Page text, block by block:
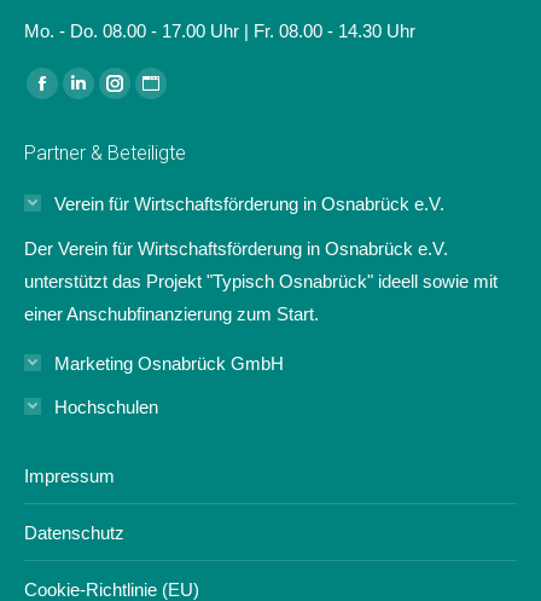
Mo. - Do. 08.00 - 17.00 Uhr | Fr. 08.00 - 14.30 Uhr
Finden Sie uns auf:
Facebook
opens
in
window
Linkedin
opens
window
Instagram
opens
window
Website
opens
window
Partner & Beteiligte
Verein für Wirtschaftsförderung in Osnabrück e.V.
Der Verein für Wirtschaftsförderung in Osnabrück e.V.
unterstützt das Projekt "Typisch Osnabrück" ideell sowie mit
einer Anschubfinanzierung zum Start.
Marketing Osnabrück GmbH
Hochschulen
Impressum
Datenschutz
Cookie-Richtlinie (EU)